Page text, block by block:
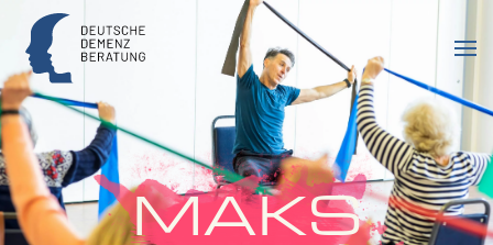
Zum Hauptinhalt springen
MAKS